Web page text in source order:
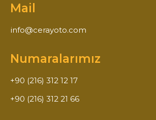
Mail
info@cerayoto.com
Numaralarımız
+90 (216) 312 12 17
+90 (216) 312 21 66